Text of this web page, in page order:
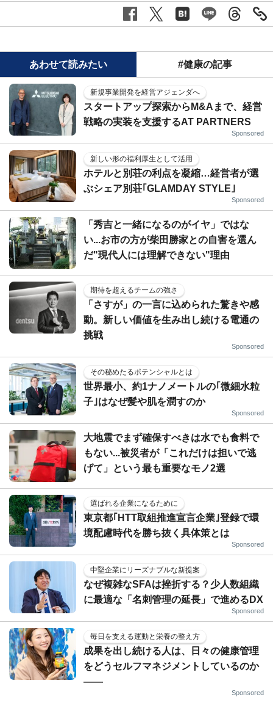
あわせて読みたい #健康の記事
新規事業開発を経営アジェンダへ
スタートアップ探索からM&Aまで、経営
戦略の実装を支援するAT PARTNERS
Sponsored
新しい形の福利厚生として活用
ホテルと別荘の利点を凝縮…経営者が選
ぶシェア別荘｢GLAMDAY STYLE｣
Sponsored
「秀吉と一緒になるのがイヤ」ではな
い...お市の方が柴田勝家との自害を選ん
だ"現代人には理解できない"理由
期待を超えるチームの強さ
「さすが」の一言に込められた驚きや感
動。新しい価値を生み出し続ける電通の
挑戦
Sponsored
その秘めたるポテンシャルとは
世界最小、約1ナノメートルの｢微細水粒
子｣はなぜ髪や肌を潤すのか
Sponsored
大地震でまず確保すべきは水でも食料で
もない...被災者が「これだけは担いで逃
げて」という最も重要なモノ2選
選ばれる企業になるために
東京都｢HTT取組推進宣言企業｣登録で環
境配慮時代を勝ち抜く具体策とは
Sponsored
中堅企業にリーズナブルな新提案
なぜ複雑なSFAは挫折する？少人数組織
に最適な「名刺管理の延長」で進めるDX
Sponsored
毎日を支える運動と栄養の整え方
成果を出し続ける人は、日々の健康管理
をどうセルフマネジメントしているのか
——
Sponsored